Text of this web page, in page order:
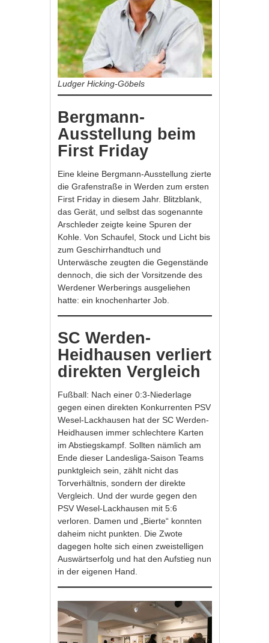
Ludger Hicking-Göbels
Bergmann-
Ausstellung beim
First Friday
Eine kleine Bergmann-Ausstellung zierte
die Grafenstraße in Werden zum ersten
First Friday in diesem Jahr. Blitzblank,
das Gerät, und selbst das sogenannte
Arschleder zeigte keine Spuren der
Kohle. Von Schaufel, Stock und Licht bis
zum Geschirrhandtuch und
Unterwäsche zeugten die Gegenstände
dennoch, die sich der Vorsitzende des
Werdener Werberings ausgeliehen
hatte: ein knochenharter Job.
SC Werden-
Heidhausen verliert
direkten Vergleich
Fußball: Nach einer 0:3-Niederlage
gegen einen direkten Konkurrenten PSV
Wesel-Lackhausen hat der SC Werden-
Heidhausen immer schlechtere Karten
im Abstiegskampf. Sollten nämlich am
Ende dieser Landesliga-Saison Teams
punktgleich sein, zählt nicht das
Torverhältnis, sondern der direkte
Vergleich. Und der wurde gegen den
PSV Wesel-Lackhausen mit 5:6
verloren. Damen und „Bierte“ konnten
daheim nicht punkten. Die Zwote
dagegen holte sich einen zweistelligen
Auswärtserfolg und hat den Aufstieg nun
in der eigenen Hand.